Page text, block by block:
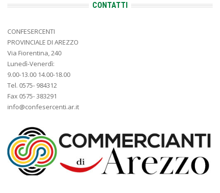
CONTATTI
CONFESERCENTI
PROVINCIALE DI AREZZO
Via Fiorentina, 240
Lunedì-Venerdì:
9.00-13.00 14.00-18.00
Tel. 0575- 984312
Fax 0575- 383291
info@confesercenti.ar.it